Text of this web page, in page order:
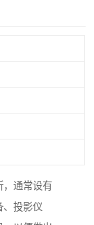
，通常设有
、投影仪